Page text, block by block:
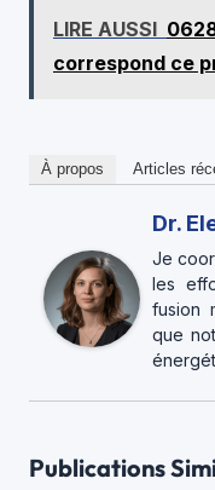
LIRE AUSSI
correspond ce
À propos Articles
Dr.
Je
les
fusion
que
Publications